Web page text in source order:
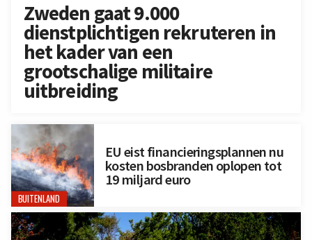
Zweden gaat 9.000
dienstplichtigen rekruteren in
het kader van een
grootschalige militaire
uitbreiding
BUITENLAND
EU eist financieringsplannen nu
kosten bosbranden oplopen tot
19 miljard euro